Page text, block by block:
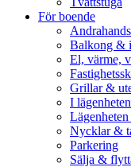
För boende
Balkong &
El, värme,
Grillar &
I lägenheten
Nycklar &
Parkering
Sälja &